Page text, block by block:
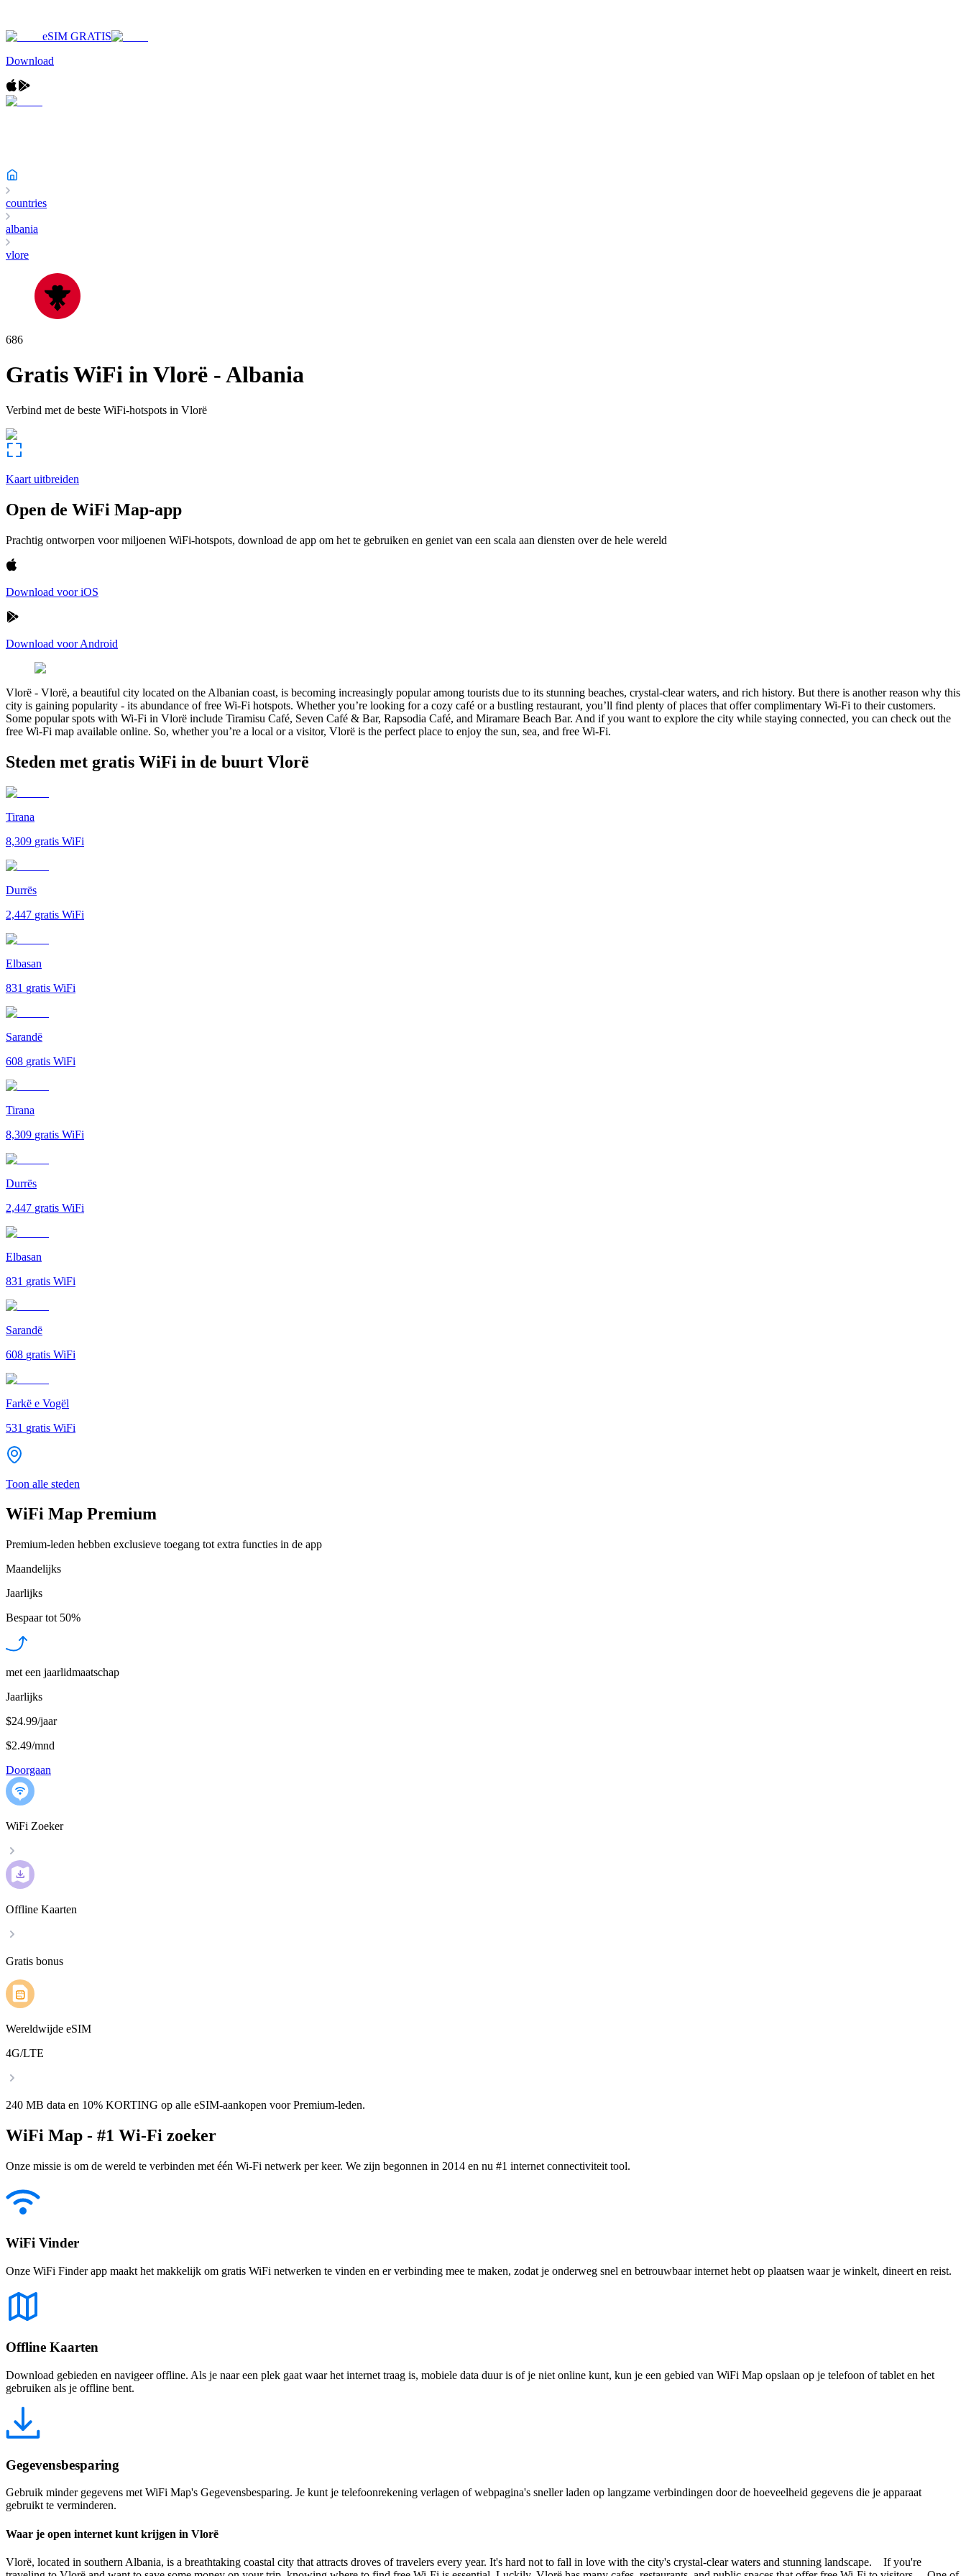
eSIM GRATIS
Download
countries
albania
vlore
686
Gratis WiFi inVlorë -Albania
Verbind met de beste WiFi-hotspots in Vlorë
Kaart uitbreiden
Open de WiFi Map-app
Prachtig ontworpen voor miljoenen WiFi-hotspots, download de app om het te gebruiken en geniet van een scala aan diensten over de hele wereld
Download voor iOS
Download voor Android
Vlorë - Vlorë, a beautiful city located on the Albanian coast, is becoming increasingly popular among tourists due to its stunning beaches, crystal-clear waters, and rich history. But there is another reason why this
city is gaining popularity - its abundance of free Wi-Fi hotspots. Whether you’re looking for a cozy café or a bustling restaurant, you’ll find plenty of places that offer complimentary Wi-Fi to their customers.
Some popular spots with Wi-Fi in Vlorë include Tiramisu Café, Seven Café & Bar, Rapsodia Café, and Miramare Beach Bar. And if you want to explore the city while staying connected, you can check out the
free Wi-Fi map available online. So, whether you’re a local or a visitor, Vlorë is the perfect place to enjoy the sun, sea, and free Wi-Fi.
Steden met gratis WiFi in de buurt Vlorë
Tirana
8,309 gratis WiFi
Durrës
2,447 gratis WiFi
Elbasan
831 gratis WiFi
Sarandë
608 gratis WiFi
Tirana
8,309 gratis WiFi
Durrës
2,447 gratis WiFi
Elbasan
831 gratis WiFi
Sarandë
608 gratis WiFi
Farkë e Vogël
531 gratis WiFi
Toon alle steden
WiFi Map Premium
Premium-leden hebben exclusieve toegang tot extra functies in de app
Maandelijks
Jaarlijks
Bespaar tot 50%
met een jaarlidmaatschap
Jaarlijks
$24.99/jaar
$2.49/mnd
Doorgaan
WiFi Zoeker
Offline Kaarten
Gratis bonus
Wereldwijde eSIM
4G/LTE
240 MB data en 10% KORTING op alle eSIM-aankopen voor Premium-leden.
WiFi Map - #1 Wi-Fi zoeker
Onze missie is om de wereld te verbinden met één Wi-Fi netwerk per keer. We zijn begonnen in 2014 en nu #1 internet connectiviteit tool.
WiFi Vinder
Onze WiFi Finder app maakt het makkelijk om gratis WiFi netwerken te vinden en er verbinding mee te maken, zodat je onderweg snel en betrouwbaar internet hebt op plaatsen waar je winkelt, dineert en reist.
Offline Kaarten
Download gebieden en navigeer offline. Als je naar een plek gaat waar het internet traag is, mobiele data duur is of je niet online kunt, kun je een gebied van WiFi Map opslaan op je telefoon of tablet en het
gebruiken als je offline bent.
Gegevensbesparing
Gebruik minder gegevens met WiFi Map's Gegevensbesparing. Je kunt je telefoonrekening verlagen of webpagina's sneller laden op langzame verbindingen door de hoeveelheid gegevens die je apparaat
gebruikt te verminderen.
Waar je open internet kunt krijgen in Vlorë
Vlorë, located in southern Albania, is a breathtaking coastal city that attracts droves of travelers every year. It's hard not to fall in love with the city's crystal-clear waters and stunning landscape. If you're